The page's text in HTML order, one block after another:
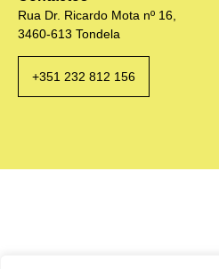
Rua Dr. Ricardo Mota nº 16,
3460-613 Tondela
+351 232 812 156